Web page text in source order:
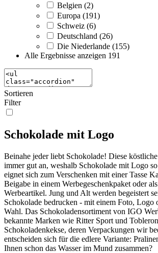
Belgien (2)
Europa (191)
Schweiz (6)
Deutschland (26)
Die Niederlande (155)
Alle Ergebnisse anzeigen 191
Sortieren
Filter
Schokolade mit Logo
Beinahe jeder liebt Schokolade! Diese
immer gut an, weshalb Schokolade mit Logo
eignet sich zum Verschenken mit einer Tasse
Beigabe in einem Werbegeschenkpaket oder
Werbeartikel. Jung und Alt werden begeistert
Schokolade bedrucken - mit einem Foto, Logo
Wahl. Das Schokoladensortiment von IGO
bekannte Marken wie Ritter Sport und
Schokoladenkekse, deren Verpackungen wir
entscheiden sich für die edlere Variante:
Ihnen schon das Wasser im Mund zusammen?